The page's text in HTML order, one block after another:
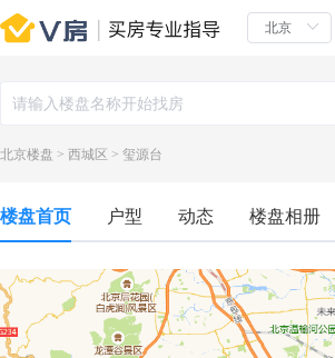
北京楼盘 > 西城区 > 玺源台
楼盘首页 户型 动态 楼盘相册